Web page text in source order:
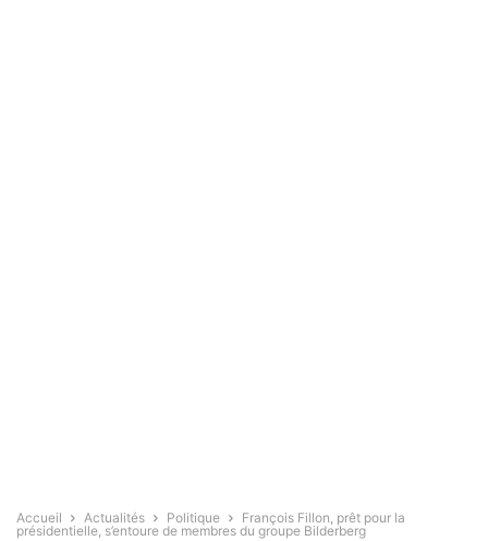
Accueil Actualités Politique
François Fillon, prêt pour la
présidentielle, s’entoure de membres du groupe Bilderberg